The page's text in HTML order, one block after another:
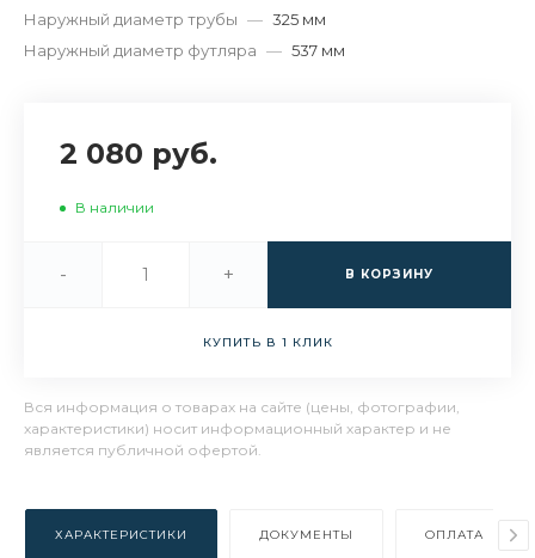
Наружный диаметр трубы — 325 мм
Наружный диаметр футляра — 537 мм
2 080 руб.
В наличии
- + В КОРЗИНУ
КУПИТЬ В 1 КЛИК
Вся информация о товарах на сайте (цены, фотографии,
характеристики) носит информационный характер и не
является публичной офертой.
ХАРАКТЕРИСТИКИ ДОКУМЕНТЫ ОПЛАТА